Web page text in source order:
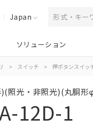
Japan
ソリューション
> スイッチ > 押ボタンスイッ
照光・非照光)(丸胴形
12D-1